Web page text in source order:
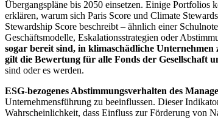
Übergangspläne bis 2050 einsetzen. Einige Portfolios
erklären, warum sich Paris Score und Climate
Stewardship Score beschreibt – ähnlich einer
Geschäftsmodelle, Eskalationsstrategien oder
sogar bereit sind, in klimaschädliche
gilt die Bewertung für alle Fonds der Gesellschaft
sind oder es werden.
ESG-bezogenes Abstimmungsverhalten des
Unternehmensführung zu beeinflussen. Dieser
Wahrscheinlichkeit, dass Einfluss zur Förderung von